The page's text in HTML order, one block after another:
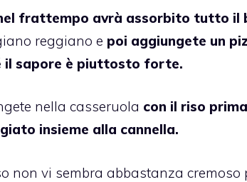
frattempo avrà assorbito tutto il
reggiano e poi aggiungete un
il sapore è piuttosto forte.
nella casseruola con il riso
insieme alla cannella.
non vi sembra abbastanza cremoso